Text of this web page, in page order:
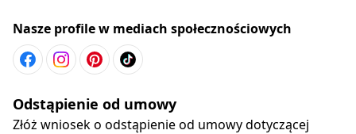
Nasze profile w mediach społecznościowych
Odstąpienie od umowy
Złóż wniosek o odstąpienie od umowy dotyczącej